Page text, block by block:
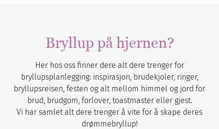
Bryllup på hjernen?
Her hos oss finner dere alt dere trenger for
bryllupsplanlegging: inspirasjon, brudekjoler, ringer,
bryllupsreisen, festen og alt mellom himmel og jord for
brud, brudgom, forlover, toastmaster eller gjest.
Vi har samlet alt dere trenger å vite for å skape deres
drømmebryllup!